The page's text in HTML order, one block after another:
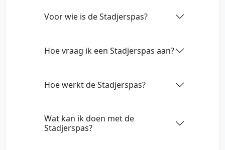
Voor wie is de Stadjerspas?
Hoe vraag ik een Stadjerspas aan?
Hoe werkt de Stadjerspas?
Wat kan ik doen met de
Stadjerspas?